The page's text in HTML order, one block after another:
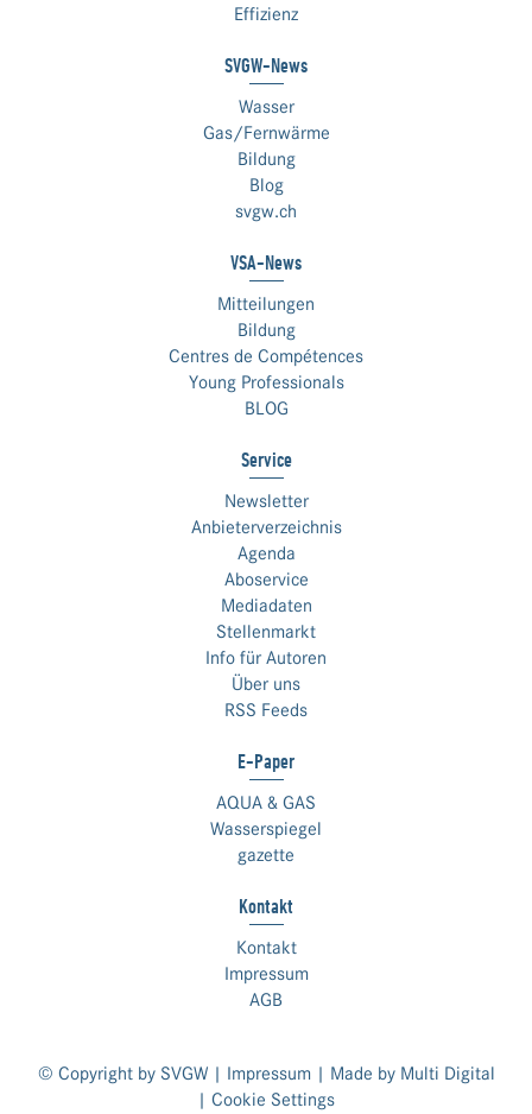
Effizienz
SVGW-News
Wasser
Gas/Fernwärme
Bildung
Blog
svgw.ch
VSA-News
Mitteilungen
Bildung
Centres de Compétences
Young Professionals
BLOG
Service
Newsletter
Anbieterverzeichnis
Agenda
Aboservice
Mediadaten
Stellenmarkt
Info für Autoren
Über uns
RSS Feeds
E-Paper
AQUA & GAS
Wasserspiegel
gazette
Kontakt
Kontakt
Impressum
AGB
© Copyright by SVGW | Impressum| Made by Multi Digital
| Cookie Settings